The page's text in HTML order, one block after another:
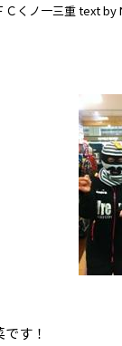
Ｃくノ一三重text by
す！